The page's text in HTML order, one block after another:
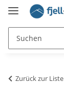
Zurück zur Liste